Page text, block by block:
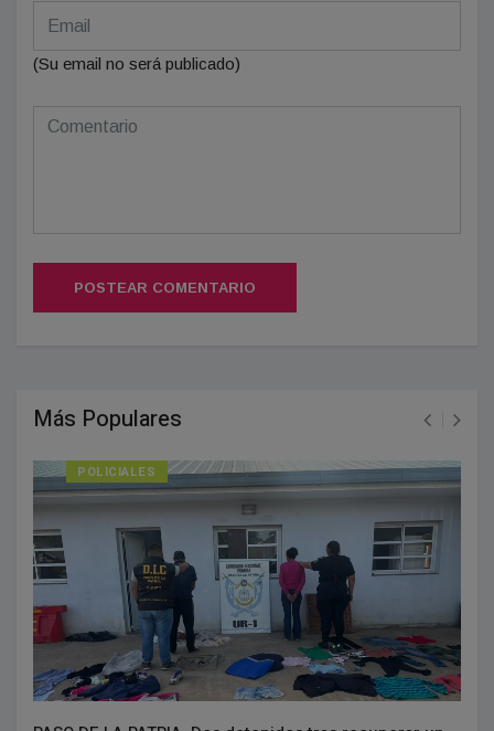
(Su email no será publicado)
POSTEAR COMENTARIO
Más Populares
POLICIALES